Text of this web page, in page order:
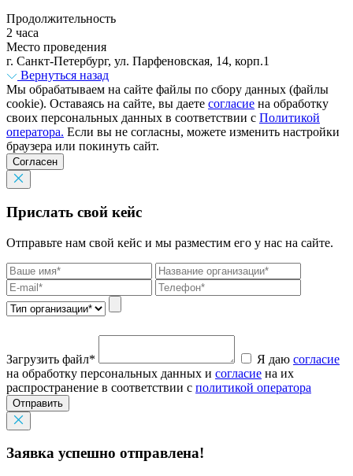
Продолжительность
2 часа
Место проведения
г. Санкт-Петербург, ул. Парфеновская, 14, корп.1
Вернуться назад
Мы обрабатываем на сайте файлы по сбору данных (файлы
cookie). Оставаясь на сайте, вы даете согласие на обработку
своих персональных данных в соответствии с Политикой
оператора. Если вы не согласны, можете изменить настройки
браузера или покинуть сайт.
Согласен
Прислать свой кейс
Отправьте нам свой кейс и мы разместим его у нас на сайте.
Загрузить файл* Я даю согласие
на обработку персональных данных и согласие на их
распространение в соответствии с политикой оператора
Отправить
Заявка успешно отправлена!